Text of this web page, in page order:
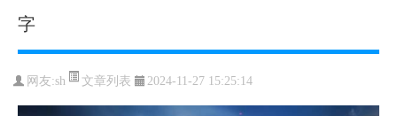
字
网友:sh 文章列表 2024-11-27 15:25:14